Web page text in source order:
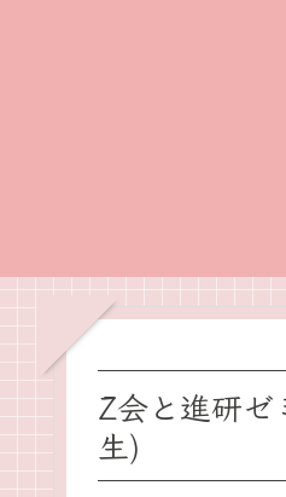
Z会と進研
生)